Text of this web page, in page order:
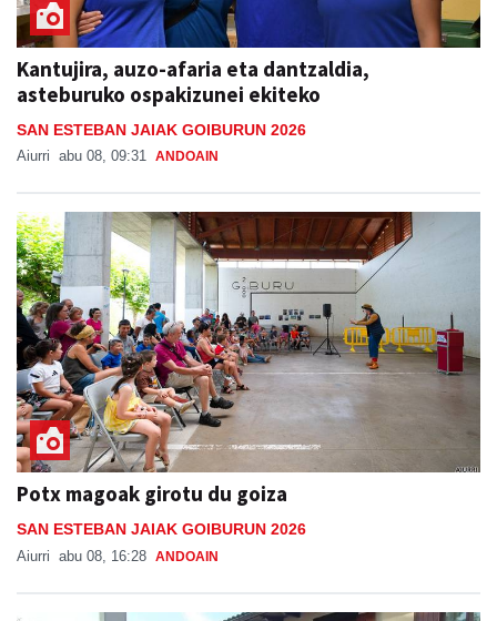
Kantujira, auzo-afaria eta dantzaldia,
asteburuko ospakizunei ekiteko
SAN ESTEBAN JAIAK GOIBURUN 2026
Aiurri abu 08, 09:31 ANDOAIN
Potx magoak girotu du goiza
SAN ESTEBAN JAIAK GOIBURUN 2026
Aiurri abu 08, 16:28 ANDOAIN